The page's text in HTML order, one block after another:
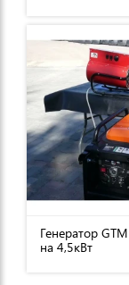
Генератор
на 4,5кВт